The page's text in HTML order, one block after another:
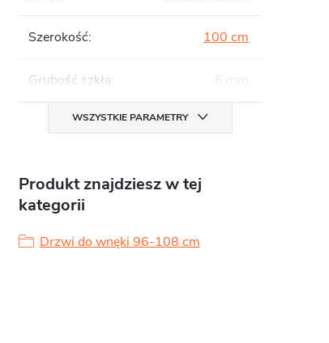
Szerokość: 100 cm
Grubość szkła: 6 mm
WSZYSTKIE PARAMETRY
Produkt znajdziesz w tej
kategorii
Drzwi do wnęki 96-108 cm